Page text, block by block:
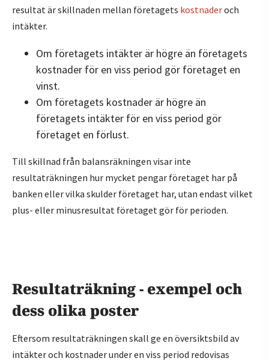
resultat är skillnaden mellan företagets kostnaderoch
intäkter.
Om företagets intäkter är högre än företagets
kostnader för en viss period gör företaget en
vinst.
Om företagets kostnader är högre än
företagets intäkter för en viss period gör
företaget en förlust.
Till skillnad från balansräkningen visar inte
resultaträkningen hur mycket pengar företaget har på
banken eller vilka skulder företaget har, utan endast vilket
plus- eller minusresultat företaget gör för perioden.
Resultaträkning - exempel och
dess olika poster
Eftersom resultaträkningen skall ge en översiktsbild av
intäkter och kostnader under en viss period redovisas